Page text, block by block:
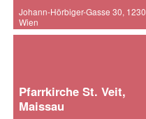
Johann-Hörbiger-Gasse 30, 1230
Wien
Pfarrkirche St. Veit,
Maissau